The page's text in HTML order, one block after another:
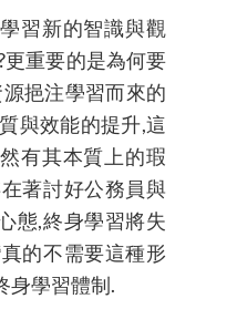
習新的智識與觀
重要的是為何要
挹注學習而來的
與效能的提升,這
有其本質上的瑕
著討好公務員與
態,終身學習將失
的不需要這種形
身學習體制.